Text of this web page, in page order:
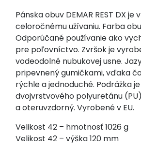
Pánska obuv DEMAR REST DX je
celoročnému užívaniu. Farba
Odporúčané používanie ako
pre poľovníctvo. Zvršok je
vodeodolné nubukovej usne.
pripevnený gumičkami, vďaka
rýchle a jednoduché. Podrážka
dvojvrstvového polyuretánu
a oteruvzdorný. Vyrobené v EU.
Velikost 42 – hmotnosť 1026 g
Velikost 42 – výška 120 mm